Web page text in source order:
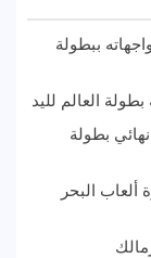
ببطولة
العالم لليد
بطولة
في دورة ألعاب البحر